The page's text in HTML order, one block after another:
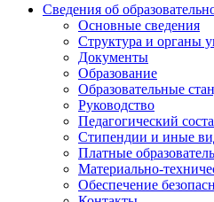
Сведения об
Основные сведения
Структура и органы
Документы
Образование
Образовательные
Руководство
Педагогический
Стипендии и иные
Платные
Материально-
Обеспечение